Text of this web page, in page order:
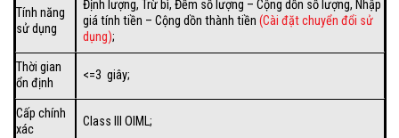
Tính năng
sử dụng
Định lượng, Trừ bì, Đếm số lượng – Cộng dồn số lượng, Nhập
giá tính tiền – Cộng dồn thành tiền(Cài đặt chuyển đổi sử
dụng);
Thời gian
ổn định
<=3 giây;
Cấp chính
xác
Class III OIML;